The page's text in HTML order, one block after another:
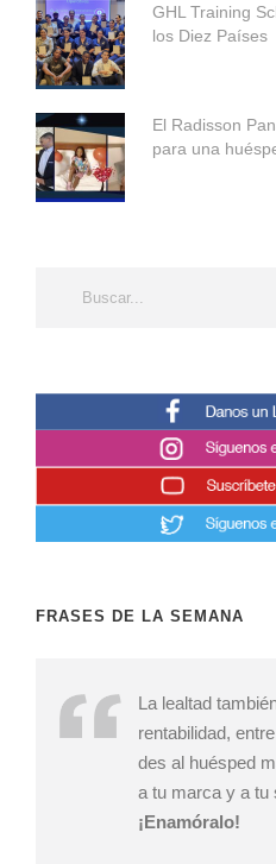
GHL Training
los Diez Países
El Radisson
para una
FRASES DE LA SEMANA
La lealtad
rentabilidad,
des al huésped
a tu marca y a tu
¡Enamóralo!